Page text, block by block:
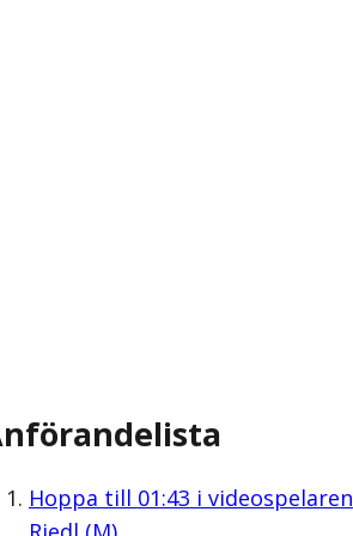
Hoppa till 01:43 i videospelaren